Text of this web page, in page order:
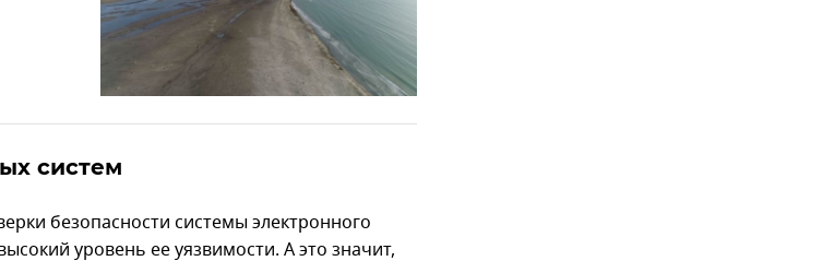
систем
безопасности системы электронного
уровень ее уязвимости. А это значит,